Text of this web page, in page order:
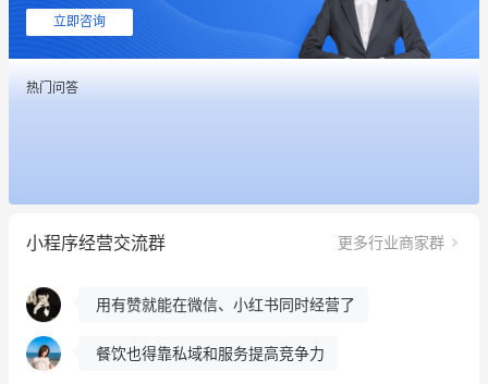
立即咨询
热门问答
小程序经营交流群 更多行业商家群
这个营销策划案例推荐大家看一下
用有赞就能在微信、小红书同时经营了
冰墩墩货源充足需要的联系我
这个营销策划案例推荐大家看一下
用有赞就能在微信、小红书同时经营了
餐饮也得靠私域和服务提高竞争力